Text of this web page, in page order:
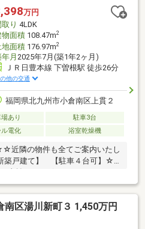
万円
取り 4LDK
物面積108.47m2
地面積176.97m2
月 2025年7月(築1年2ヶ月)
ＪＲ日豊本線 下曽根駅 徒歩26分
他の交通
福岡県北九州市小倉南区上貫２
あり
駐車3台
ル電化 浴室乾燥機
物件も全てご案内いたし
築戸建て】 【駐車４台可】☆
！１度断られたお客様でもジャ
安心の新築住宅！◆・【浴室乾
付】気になる方、まずはお気軽
２－２６５７【ジャッジ(株)】
南区湯川新町３ 1,450万円